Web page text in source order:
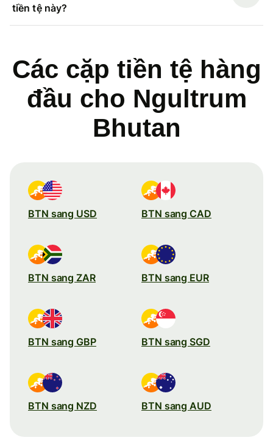
tiền tệ này?
Các cặp tiền tệ hàng
đầu cho Ngultrum
Bhutan
BTN sang USD BTN sang CAD
BTN sang ZAR BTN sang EUR
BTN sang GBP BTN sang SGD
BTN sang NZD BTN sang AUD